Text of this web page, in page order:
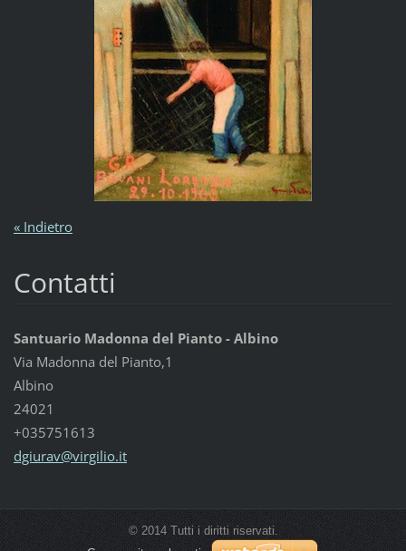
« Indietro
Contatti
Santuario Madonna del Pianto - Albino
Via Madonna del Pianto,1
Albino
24021
+035751613
dgiurav@virgilio.it
© 2014 Tutti i diritti riservati.